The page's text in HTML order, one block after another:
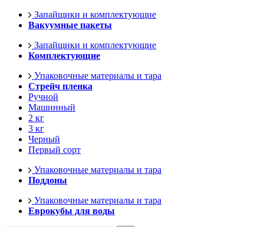
Запайщики и комплектующие
Вакуумные пакеты
Запайщики и комплектующие
Комплектующие
Упаковочные материалы и тара
Стрейч пленка
Ручной
Машинный
2 кг
3 кг
Черный
Первый сорт
Упаковочные материалы и тара
Поддоны
Упаковочные материалы и тара
Еврокубы для воды